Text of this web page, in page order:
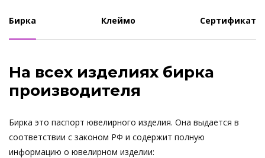
Бирка Клеймо Сертификат
На всех изделиях бирка
производителя
Бирка это паспорт ювелирного изделия. Она выдается в
соответствии с законом РФ и содержит полную
информацию о ювелирном изделии: